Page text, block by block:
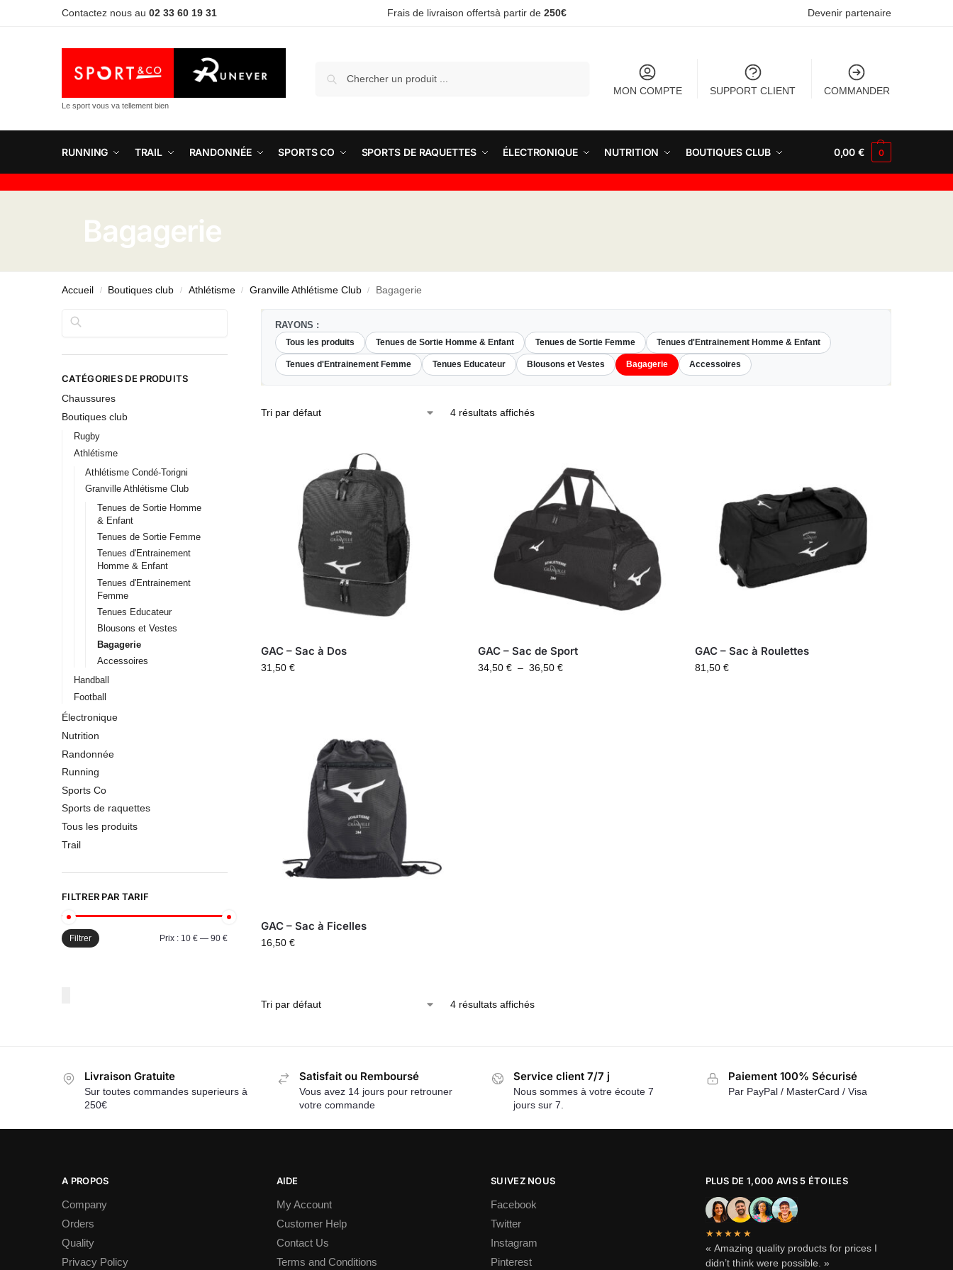
Contactez nous au 02 33 60 19 31 Frais de livraison offertsà partir de 250€ Devenir partenaire
Le sport vous va tellement bien
MON COMPTE
SUPPORT CLIENT COMMANDER
RUNNING TRAIL RANDONNÉE SPORTS CO SPORTS DE RAQUETTES ÉLECTRONIQUE NUTRITION BOUTIQUES CLUB 0,00€ 0
Bagagerie
Accueil / Boutiques club / Athlétisme / Granville Athlétisme Club / Bagagerie
RAYONS :
Tous les produits
Tenues de Sortie Homme & Enfant Tenues de Sortie Femme Tenues d'Entrainement Homme & Enfant
Tenues d'Entrainement Femme Tenues Educateur Blousons et Vestes Bagagerie Accessoires
4 résultats affichés
GAC – Sac à Dos
31,50 €
GAC – Sac de Sport
34,50 € – 36,50 €
GAC – Sac à Roulettes
81,50€
GAC – Sac à Ficelles
16,50 €
4 résultats affichés
CATÉGORIES DE PRODUITS
Chaussures
Boutiques club
Rugby
Athlétisme
Athlétisme Condé-Torigni
Granville Athlétisme Club
Tenues de Sortie Homme
& Enfant
Tenues de Sortie Femme
Tenues d'Entrainement
Homme & Enfant
Tenues d'Entrainement
Femme
Tenues Educateur
Blousons et Vestes
Bagagerie
Accessoires
Handball
Football
Électronique
Nutrition
Randonnée
Running
Sports Co
Sports de raquettes
Tous les produits
Trail
FILTRER PAR TARIF
Filtrer Prix : 10 € — 90 €
Livraison Gratuite
Sur toutes commandes superieurs à
250€
Satisfait ou Remboursé
Vous avez 14 jours pour retrouner
votre commande
Service client 7/7 j
Nous sommes à votre écoute 7
jours sur 7.
Paiement 100% Sécurisé
Par PayPal / MasterCard / Visa
A PROPOS
Company
Orders
Quality
Privacy Policy
AIDE
My Account
Customer Help
Contact Us
Terms and Conditions
SUIVEZ NOUS
Facebook
Twitter
Instagram
Pinterest
PLUS DE 1,000 AVIS 5 ÉTOILES
★★★★★
« Amazing quality products for prices I
didn’t think were possible. »